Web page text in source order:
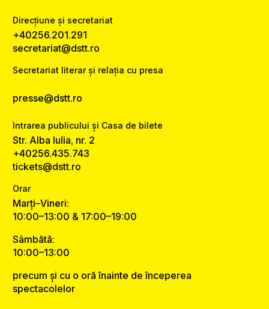
Direcțiune și secretariat
+40256.201.291
secretariat@dstt.ro
Secretariat literar și relația cu presa
presse@dstt.ro
Intrarea publicului și Casa de bilete
Str. Alba Iulia, nr. 2
+40256.435.743
tickets@dstt.ro
Orar
Marți–Vineri:
10:00–13:00 & 17:00–19:00
Sâmbătă:
10:00–13:00
precum și cu o oră înainte de începerea
spectacolelor